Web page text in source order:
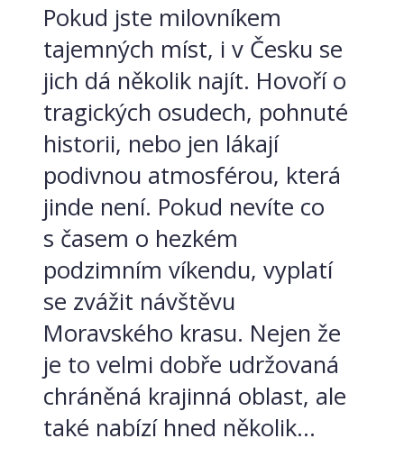
Pokud jste milovníkem
tajemných míst, i v Česku se
jich dá několik najít. Hovoří o
tragických osudech, pohnuté
historii, nebo jen lákají
podivnou atmosférou, která
jinde není. Pokud nevíte co
s časem o hezkém
podzimním víkendu, vyplatí
se zvážit návštěvu
Moravského krasu. Nejen že
je to velmi dobře udržovaná
chráněná krajinná oblast, ale
také nabízí hned několik...